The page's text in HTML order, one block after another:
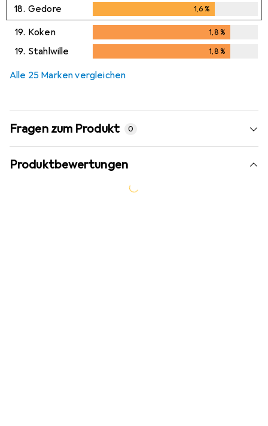
18. Gedore 1,6%
19. Koken 1,8%
19. Stahlwille 1,8%
Alle 25 Marken vergleichen
Fragen zum Produkt 0
Produktbewertungen